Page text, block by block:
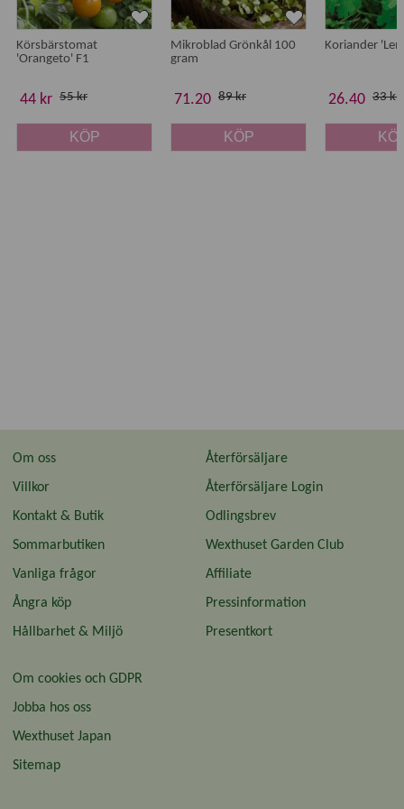
Körsbärstomat
'Orangeto' F1
44 kr 55 kr
KÖP
Mikroblad Grönkål 100
gram
71.20 89 kr
KÖP
Koriander
26.40 33 kr
Om oss
Villkor
Kontakt & Butik
Sommarbutiken
Vanliga frågor
Ångra köp
Hållbarhet & Miljö
Återförsäljare
Återförsäljare Login
Odlingsbrev
Wexthuset Garden Club
Affiliate
Pressinformation
Presentkort
Om cookies och GDPR
Jobba hos oss
Wexthuset Japan
Sitemap